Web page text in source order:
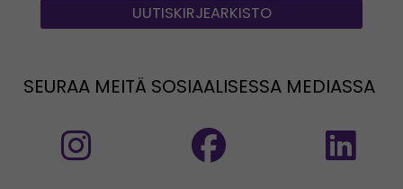
UUTISKIRJEARKISTO
SEURAA MEITÄ SOSIAALISESSA MEDIASSA